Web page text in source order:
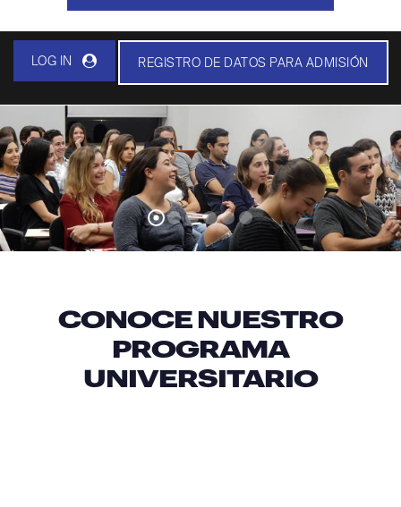
LOG IN REGISTRO DE DATOS PARA ADMISIÓN
CONOCE NUESTRO
PROGRAMA
UNIVERSITARIO